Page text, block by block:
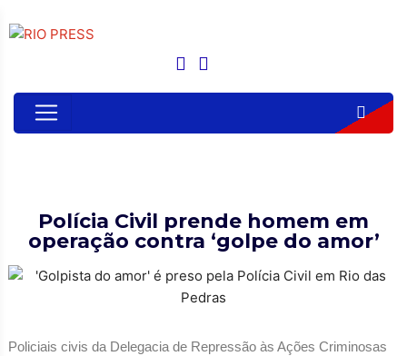
Polícia Civil prende homem em
operação contra ‘golpe do amor’
Policiais civis da Delegacia de Repressão às Ações Criminosas